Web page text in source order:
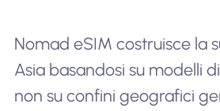
Nomad eSIM costruisce la
Asia basandosi su modelli
non su confini geografici